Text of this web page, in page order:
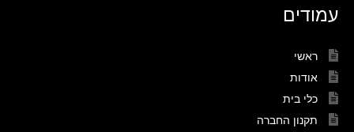
עמודים
ראשי
אודות
כלי בית
תקנון החברה